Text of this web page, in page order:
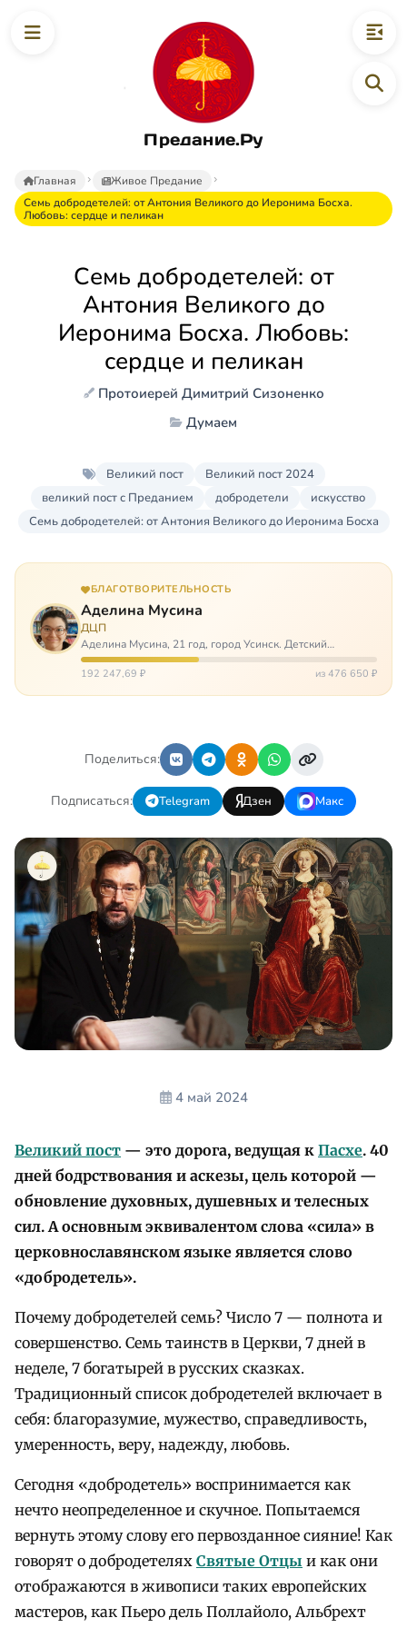
Предание.Ру
Главная
Живое Предание
Семь добродетелей: от Антония Великого до Иеронима Босха.
Любовь: сердце и пеликан
Семь добродетелей: от
Антония Великого до
Иеронима Босха. Любовь:
сердце и пеликан
Протоиерей Димитрий Сизоненко
Думаем
Великий пост
Великий пост 2024
великий пост с Преданием
добродетели
искусство
Семь добродетелей: от Антония Великого до Иеронима Босха
БЛАГОТВОРИТЕЛЬНОСТЬ
Аделина Мусина
ДЦП
Аделина Мусина, 21 год, город Усинск. Детский
церебральный паралич, передвигается на ходунках или
коляске. Аделине требуется помощь, чтобы ноги
192 247,69 ₽ из 476 650 ₽
Поделиться:
Подписаться: Telegram Дзен Макс
4 май 2024
Великий пост — это дорога, ведущая к Пасхе. 40
дней бодрствования и аскезы, цель которой —
обновление духовных, душевных и телесных
сил. А основным эквивалентом слова «сила» в
церковнославянском языке является слово
«добродетель».
Почему добродетелей семь? Число 7 — полнота и
совершенство. Семь таинств в Церкви, 7 дней в
неделе, 7 богатырей в русских сказках.
Традиционный список добродетелей включает в
себя: благоразумие, мужество, справедливость,
умеренность, веру, надежду, любовь.
Сегодня «добродетель» воспринимается как
нечто неопределенное и скучное. Попытаемся
вернуть этому слову его первозданное сияние! Как
говорят о добродетелях Святые Отцы и как они
отображаются в живописи таких европейских
мастеров, как Пьеро дель Поллайоло, Альбрехт